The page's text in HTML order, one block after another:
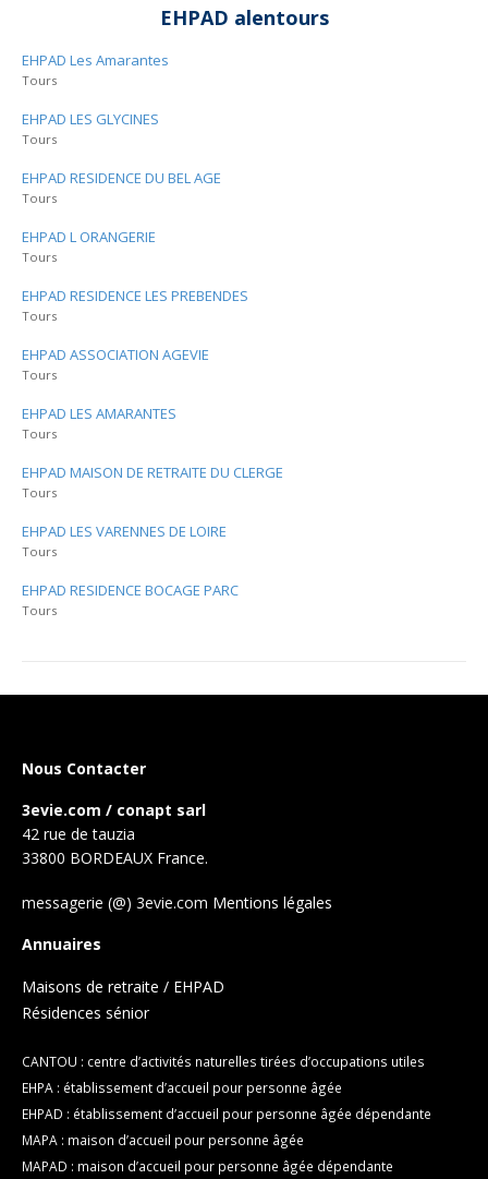
EHPAD alentours
EHPAD Les Amarantes
Tours
EHPAD LES GLYCINES
Tours
EHPAD RESIDENCE DU BEL AGE
Tours
EHPAD L ORANGERIE
Tours
EHPAD RESIDENCE LES PREBENDES
Tours
EHPAD ASSOCIATION AGEVIE
Tours
EHPAD LES AMARANTES
Tours
EHPAD MAISON DE RETRAITE DU CLERGE
Tours
EHPAD LES VARENNES DE LOIRE
Tours
EHPAD RESIDENCE BOCAGE PARC
Tours
Nous Contacter
3evie.com / conapt sarl
42 rue de tauzia
33800 BORDEAUX France.
messagerie (@) 3evie.com Mentions légales
Annuaires
Maisons de retraite / EHPAD
Résidences sénior
CANTOU : centre d’activités naturelles tirées d’occupations utiles
EHPA : établissement d’accueil pour personne âgée
EHPAD : établissement d’accueil pour personne âgée dépendante
MAPA : maison d’accueil pour personne âgée
MAPAD : maison d’accueil pour personne âgée dépendante